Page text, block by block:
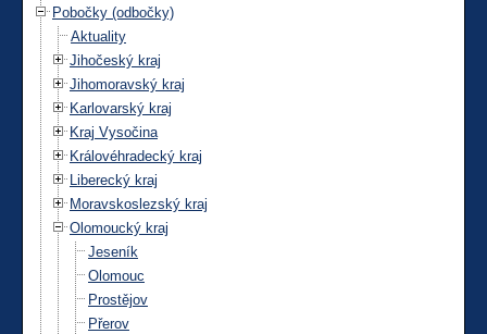
Pobočky (odbočky)
Aktuality
Jihočeský kraj
Jihomoravský kraj
Karlovarský kraj
Kraj Vysočina
Královéhradecký kraj
Liberecký kraj
Moravskoslezský kraj
Olomoucký kraj
Jeseník
Olomouc
Prostějov
Přerov